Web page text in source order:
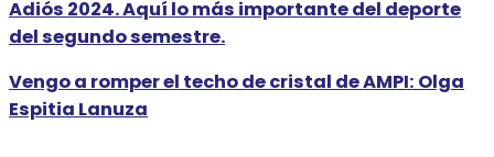
Adiós 2024. Aquí lo más importante del deporte
del segundo semestre.
Vengo a romper el techo de cristal de AMPI: Olga
Espitia Lanuza